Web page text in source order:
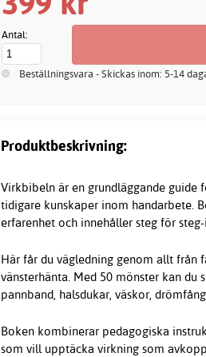
Antal:
Beställningsvara - Skickas inom: 5-14
Produktbeskrivning:
Virkbibeln är en grundläggande
tidigare kunskaper inom handarbete.
erfarenhet och innehåller steg för
Här får du vägledning genom allt från
vänsterhänta. Med 50 mönster kan
pannband, halsdukar, väskor,
Boken kombinerar pedagogiska
som vill upptäcka virkning som